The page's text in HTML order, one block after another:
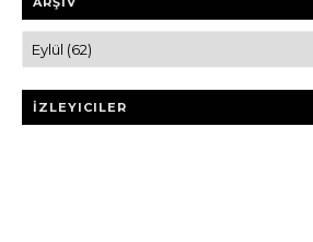
İZLEYICILER